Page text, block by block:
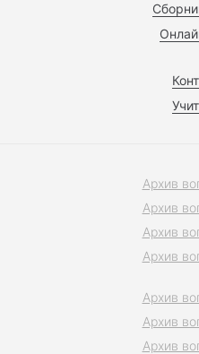
Архив
Архив
Архив
Архив
Архив
Архив
Архив